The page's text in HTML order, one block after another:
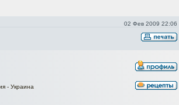
02 Фев 2009 22:06
- Украина